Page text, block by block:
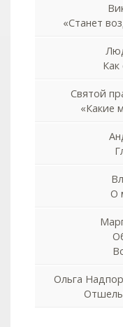
«Станет
Святой
«Какие
О
Ольга